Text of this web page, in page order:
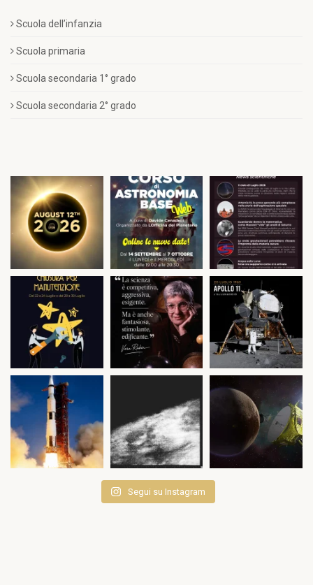
Scuola dell’infanzia
Scuola primaria
Scuola secondaria 1° grado
Scuola secondaria 2° grado
Segui su Instagram